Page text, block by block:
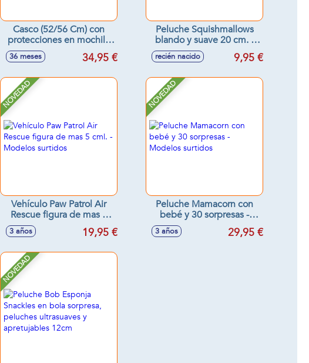
Casco (52/56 Cm) con
protecciones en mochila
Paw Patrol
36 meses 34,95 €
Peluche Squishmallows
blando y suave 20 cm. -
Modelos surtidos
recién nacido 9,95 €
NOVEDAD
Vehículo Paw Patrol Air
Rescue figura de mas 5
cml. - Modelos surtidos
3 años 19,95 €
NOVEDAD
Peluche Mamacorn con
bebé y 30 sorpresas -
Modelos surtidos
3 años 29,95 €
NOVEDAD